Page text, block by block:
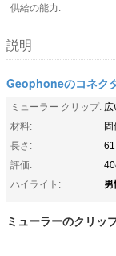
供給の能力:
説明
Geophoneのコネク
ミューラー クリップ: 広
材料:
固
長さ:
評価:
ハイライト:
ミューラーのクリッ